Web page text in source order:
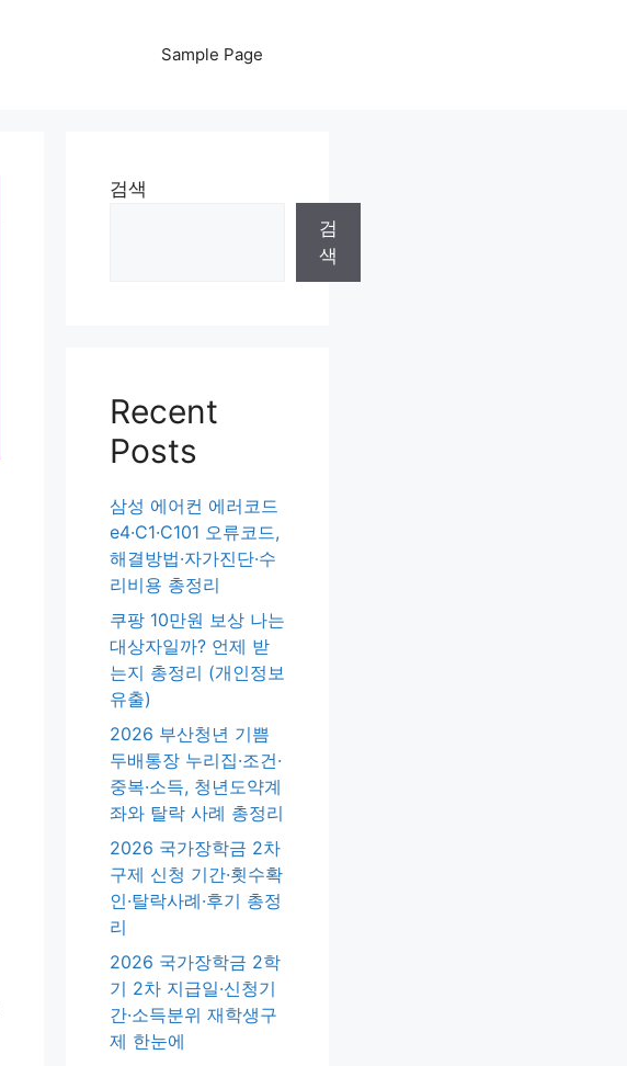
Sample Page
검색
검
색
Recent
Posts
삼성 에어컨 에러코드
e4·C1·C101 오류코드,
해결방법·자가진단·수
리비용 총정리
쿠팡 10만원 보상 나는
대상자일까? 언제 받
는지 총정리 (개인정보
유출)
2026 부산청년 기쁨
두배통장 누리집·조건·
중복·소득, 청년도약계
좌와 탈락 사례 총정리
2026 국가장학금 2차
구제 신청 기간·횟수확
인·탈락사례·후기 총정
리
2026 국가장학금 2학
기 2차 지급일·신청기
간·소득분위 재학생구
제 한눈에